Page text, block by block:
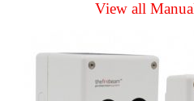
View all